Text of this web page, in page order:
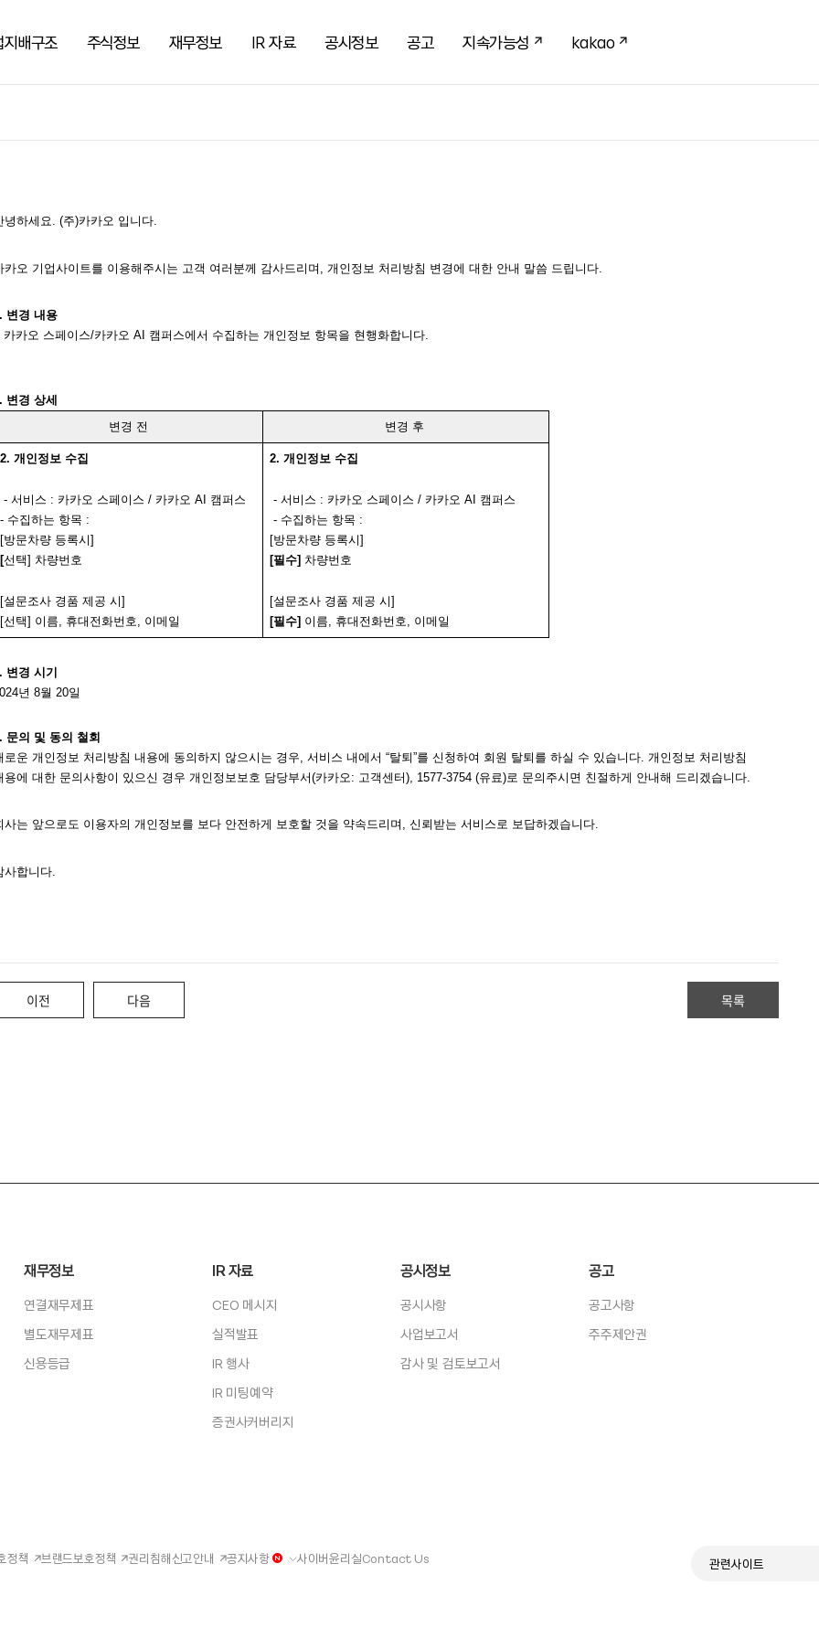
지배구조 주식정보 재무정보 IR 자료 공시정보 공고 지속가능성 kakao
녕하세요. (주)카카오 입니다.
카오 기업사이트를 이용해주시는 고객 여러분께 감사드리며, 개인정보 처리방침 변경에 대한 안내 말씀 드립니다.
변경 내용
카카오 스페이스/카카오 AI 캠퍼스에서 수집하는 개인정보 항목을 현행화합니다.
변경 상세
변경 전
변경 후
2. 개인정보 수집
- 서비스 : 카카오 스페이스 / 카카오 AI 캠퍼스
- 수집하는 항목 :
[방문차량 등록시]
[선택] 차량번호
[설문조사 경품 제공 시]
[선택] 이름, 휴대전화번호, 이메일
2. 개인정보 수집
- 서비스 : 카카오 스페이스 / 카카오 AI 캠퍼스
- 수집하는 항목 :
[방문차량 등록시]
[필수] 차량번호
[설문조사 경품 제공 시]
[필수] 이름, 휴대전화번호, 이메일
변경 시기
년 8월 20일
문의 및 동의 철회
로운 개인정보 처리방침 내용에 동의하지 않으시는 경우, 서비스 내에서 “탈퇴”를 신청하여 회원 탈퇴를 하실 수 있습니다. 개인정보 처리방침
용에 대한 문의사항이 있으신 경우 개인정보보호 담당부서(카카오: 고객센터), 1577-3754 (유료)로 문의주시면 친절하게 안내해 드리겠습니다.
사는 앞으로도 이용자의 개인정보를 보다 안전하게 보호할 것을 약속드리며, 신뢰받는 서비스로 보답하겠습니다.
사합니다.
이전 다음 목록
재무정보
연결재무제표
별도재무제표
신용등급
IR 자료
CEO 메시지
실적발표
IR 행사
IR 미팅예약
증권사커버리지
공시정보
공시사항
사업보고서
감사 및 검토보고서
공고
공고사항
주주제안권
정책 브랜드보호정책 권리침해신고안내 공지사항 사이버윤리실Contact Us 관련사이트